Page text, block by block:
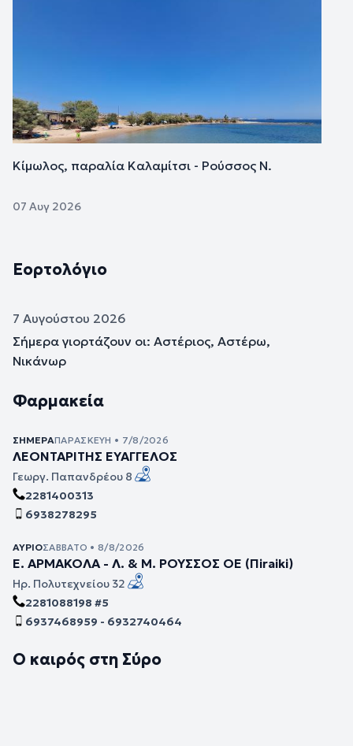
Κίμωλος, παραλία Καλαμίτσι - Ρούσσος Ν.
07 Αυγ 2026
Εορτολόγιο
7 Αυγούστου 2026
Σήμερα γιορτάζουν οι: Αστέριος, Αστέρω,
Νικάνωρ
Φαρμακεία
ΣΉΜΕΡΑΠΑΡΑΣΚΕΥΉ • 7/8/2026
ΛΕΟΝΤΑΡΙΤΗΣ ΕΥΑΓΓΕΛΟΣ
Γεωργ. Παπανδρέου 8
2281400313
6938278295
ΑΎΡΙΟΣΆΒΒΑΤΟ • 8/8/2026
Ε. ΑΡΜΑΚΟΛΑ - Λ. & Μ. ΡΟΥΣΣΟΣ ΟΕ (Πiraiki)
Ηρ. Πολυτεχνείου 32
2281088198 #5
6937468959 - 6932740464
Ο καιρός στη Σύρο